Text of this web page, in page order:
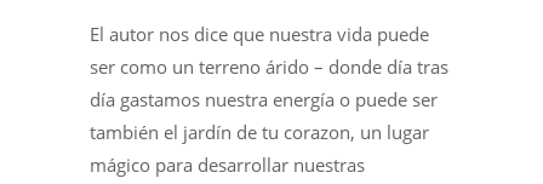
El autor nos dice que nuestra vida puede
ser como un terreno árido – donde día tras
día gastamos nuestra energía o puede ser
también el jardín de tu corazon, un lugar
mágico para desarrollar nuestras